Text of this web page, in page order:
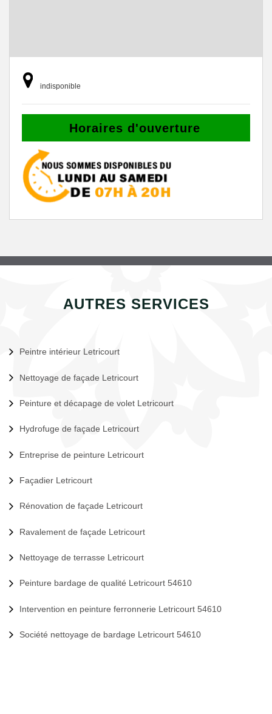
indisponible
Horaires d'ouverture
AUTRES SERVICES
Peintre intérieur Letricourt
Nettoyage de façade Letricourt
Peinture et décapage de volet Letricourt
Hydrofuge de façade Letricourt
Entreprise de peinture Letricourt
Façadier Letricourt
Rénovation de façade Letricourt
Ravalement de façade Letricourt
Nettoyage de terrasse Letricourt
Peinture bardage de qualité Letricourt 54610
Intervention en peinture ferronnerie Letricourt 54610
Société nettoyage de bardage Letricourt 54610